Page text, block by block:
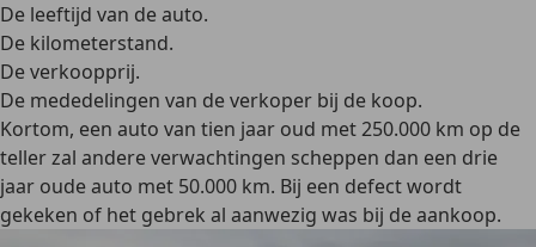
De leeftijd van de auto.
De kilometerstand.
De verkoopprij.
De mededelingen van de verkoper bij de koop.
Kortom, een auto van tien jaar oud met 250.000 km op de
teller zal andere verwachtingen scheppen dan een drie
jaar oude auto met 50.000 km. Bij een defect wordt
gekeken of het gebrek al aanwezig was bij de aankoop.